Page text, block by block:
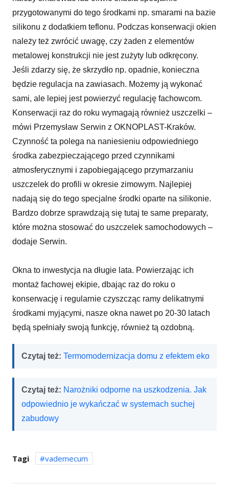
przygotowanymi do tego środkami np. smarami na bazie
silikonu z dodatkiem teflonu. Podczas konserwacji okien
należy też zwrócić uwagę, czy żaden z elementów
metalowej konstrukcji nie jest zużyty lub odkręcony.
Jeśli zdarzy się, że skrzydło np. opadnie, konieczna
będzie regulacja na zawiasach. Możemy ją wykonać
sami, ale lepiej jest powierzyć regulację fachowcom.
Konserwacji raz do roku wymagają również uszczelki –
mówi Przemysław Serwin z OKNOPLAST-Kraków.
Czynność ta polega na naniesieniu odpowiedniego
środka zabezpieczającego przed czynnikami
atmosferycznymi i zapobiegającego przymarzaniu
uszczelek do profili w okresie zimowym. Najlepiej
nadają się do tego specjalne środki oparte na silikonie.
Bardzo dobrze sprawdzają się tutaj te same preparaty,
które można stosować do uszczelek samochodowych –
dodaje Serwin.
Okna to inwestycja na długie lata. Powierzając ich
montaż fachowej ekipie, dbając raz do roku o
konserwację i regularnie czyszcząc ramy delikatnymi
środkami myjącymi, nasze okna nawet po 20-30 latach
będą spełniały swoją funkcję, również tą ozdobną.
Czytaj też: Termomodernizacja domu z efektem eko
Czytaj też: Narożniki odporne na uszkodzenia. Jak
odpowiednio je wykańczać w systemach suchej
zabudowy
Tagi vademecum